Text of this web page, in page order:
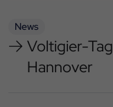
News
Voltigier-
Hannover